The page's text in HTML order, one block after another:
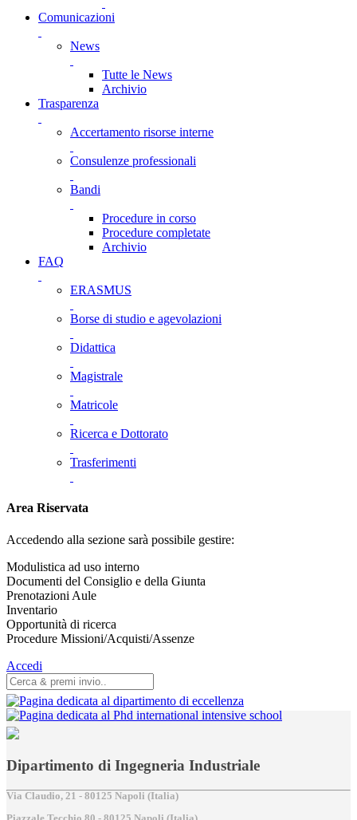
Comunicazioni
News
Tutte le News
Archivio
Trasparenza
Accertamento risorse interne
Consulenze professionali
Bandi
Procedure in corso
Procedure completate
Archivio
FAQ
ERASMUS
Borse di studio e agevolazioni
Didattica
Magistrale
Matricole
Ricerca e Dottorato
Trasferimenti
Area Riservata
Accedendo alla sezione sarà possibile gestire:
Modulistica ad uso interno
Documenti del Consiglio e della Giunta
Prenotazioni Aule
Inventario
Opportunità di ricerca
Procedure Missioni/Acquisti/Assenze
Accedi
Dipartimento di Ingegneria Industriale
Via Claudio, 21 - 80125 Napoli (Italia)